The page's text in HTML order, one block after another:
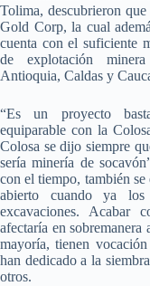
Tolima, descubrieron
Gold Corp, la cual
cuenta con el suficiente
de explotación
Antioquia, Caldas y
“Es un proyecto
equiparable con la
Colosa se dijo siempre
sería minería de
con el tiempo, también
abierto cuando ya
excavaciones. Acabar
afectaría en sobremanera
mayoría, tienen
han dedicado a la
otros.